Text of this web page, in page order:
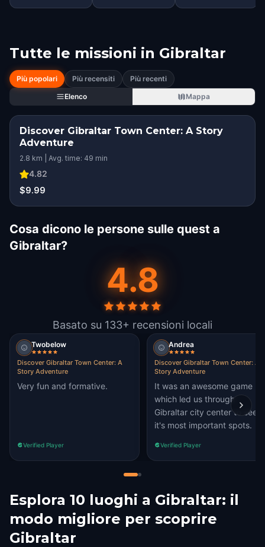
Tutte le missioni in Gibraltar
Più popolari Più recensiti
Più recenti
Elenco
Mappa
Discover Gibraltar Town Center: A Story
Adventure
2.8 km | Avg. time: 49 min
4.82
$9.99
Cosa dicono le persone sulle quest a
Gibraltar?
4.8
Basato su 133+ recensioni locali
Twobelow
Discover Gibraltar Town Center: A
Story Adventure
Very fun and formative.
Verified Player
Andrea
Discover Gibraltar Town Center: A
Story Adventure
It was an awesome game
which led us through
Gibraltar city center to see
it's most important spots.
Verified Player
Esplora 10 luoghi a Gibraltar: il
modo migliore per scoprire
Gibraltar